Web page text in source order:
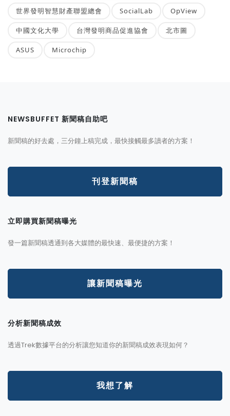
世界發明智慧財產聯盟總會 SocialLab OpView
中國文化大學 台灣發明商品促進協會 北市圖
ASUS Microchip
NEWSBUFFET 新聞稿自助吧
新聞稿的好去處，三分鐘上稿完成，最快接觸最多讀者的方案！
刊登新聞稿
立即購買新聞稿曝光
發一篇新聞稿透通到各大媒體的最快速、最便捷的方案！
讓新聞稿曝光
分析新聞稿成效
透過Trek數據平台的分析讓您知道你的新聞稿成效表現如何？
我想了解